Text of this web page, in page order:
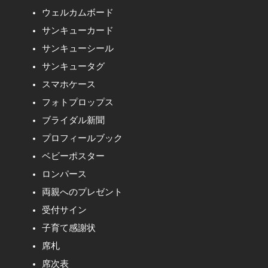
ウェルカムボード
サンキューカード
サンキューシール
サンキュータグ
スマホケース
フォトプロップス
ブライダル新聞
プロフィールブック
ベビーポスター
ロンパース
両親へのプレゼント
受付サイン
子育て感謝状
席札
席次表